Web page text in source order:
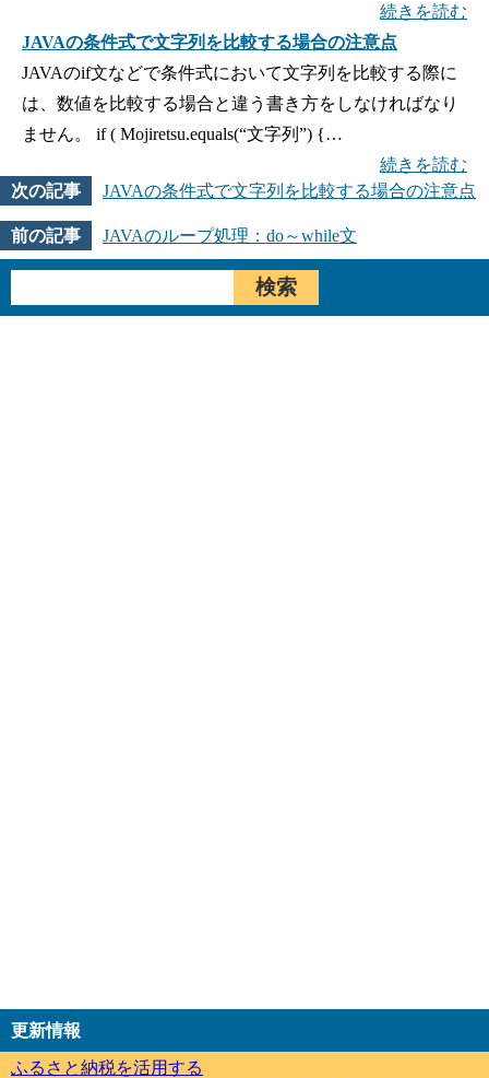
続きを読む
JAVAの条件式で文字列を比較する場合の注意点
JAVAのif文などで条件式において文字列を比較する際に
は、数値を比較する場合と違う書き方をしなければなり
ません。 if ( Mojiretsu.equals(“文字列”) {…
続きを読む
JAVAの条件式で文字列を比較する場合の注意点
JAVAのループ処理：do～while文
更新情報
ふるさと納税を活用する